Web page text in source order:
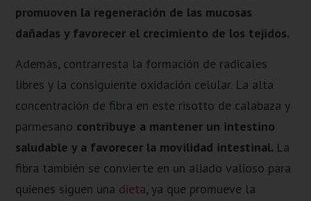
promuoven la regeneración de las mucosas
dañadas y favorecer el crecimiento de los tejidos.
Además, contrarresta la formación de radicales
libres y la consiguiente oxidación celular. La alta
concentración de fibra en este risotto de calabaza y
parmesano contribuye a mantener un intestino
saludable y a favorecer la movilidad intestinal. La
fibra también se convierte en un aliado valioso para
quienes siguen una dieta, ya que promueve la